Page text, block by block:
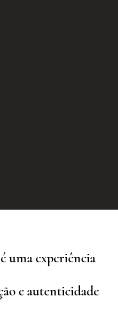
uma experiência
e autenticidade